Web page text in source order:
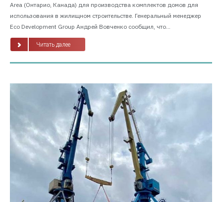
Area (Онтарио, Канада) для производства комплектов домов для
использования в жилищном строительстве. Генеральный менеджер
Eco Development Group Андрей Вовченко сообщил, что...
Читать далее